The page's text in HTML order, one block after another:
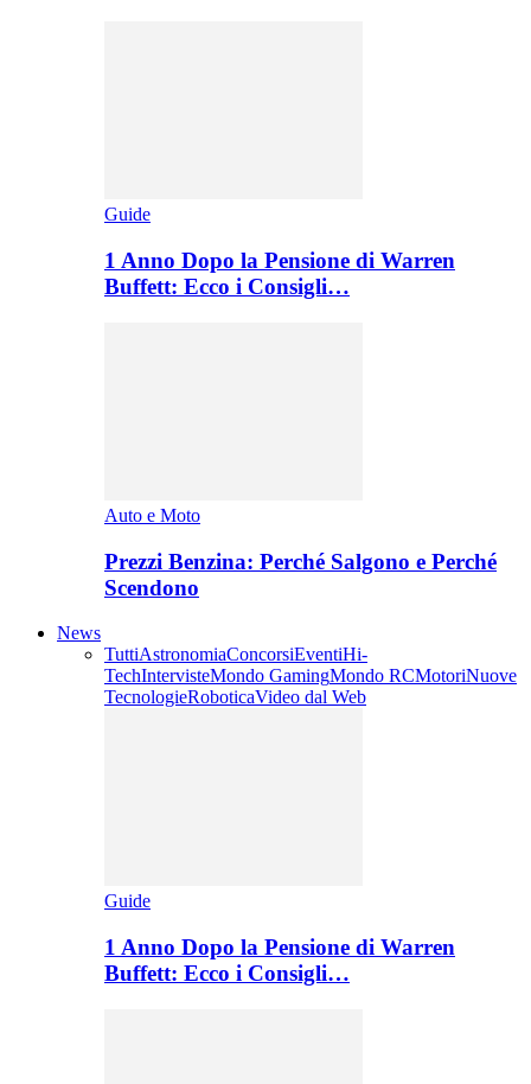
Guide
1 Anno Dopo la Pensione di Warren
Buffett: Ecco i Consigli…
Auto e Moto
Prezzi Benzina: Perché Salgono e Perché
Scendono
News
TuttiAstronomiaConcorsiEventiHi-
TechIntervisteMondo GamingMondo RCMotoriNuove
TecnologieRoboticaVideo dal Web
Guide
1 Anno Dopo la Pensione di Warren
Buffett: Ecco i Consigli…